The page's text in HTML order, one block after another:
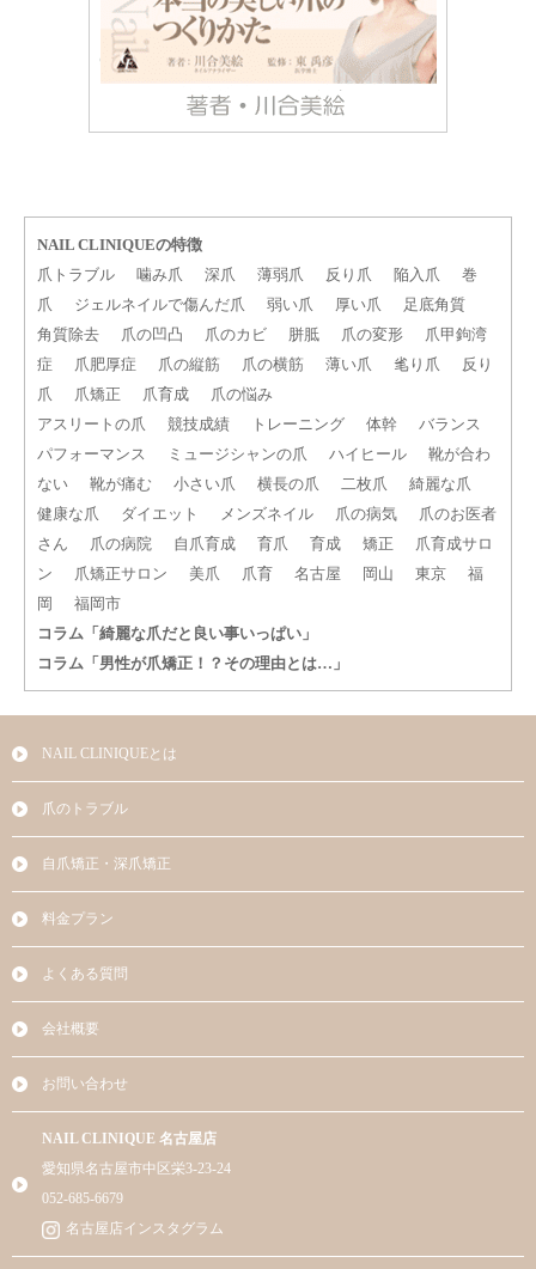
NAIL CLINIQUEの特徴
爪トラブル
噛み爪 深爪 薄弱爪 反り爪 陥入爪
巻
爪
ジェルネイルで傷んだ爪 弱い爪 厚い爪
足底角質
角質除去
爪の凹凸 爪のカビ 胼胝 爪の変形
爪甲鉤湾
症
爪肥厚症 爪の縦筋 爪の横筋 薄い爪 毟り爪
反り
爪
爪矯正 爪育成
爪の悩み
アスリートの爪
競技成績 トレーニング 体幹
バランス
パフォーマンス
ミュージシャンの爪 ハイヒール
靴が合わ
ない
靴が痛む 小さい爪 横長の爪 二枚爪
綺麗な爪
健康な爪
ダイエット メンズネイル 爪の病気
爪のお医者
さん
爪の病院 自爪育成 育爪 育成 矯正
爪育成サロ
ン
爪矯正サロン 美爪 爪育 名古屋 岡山 東京
福
岡
福岡市
コラム「綺麗な爪だと良い事いっぱい」
コラム「男性が爪矯正！？その理由とは…」
NAIL CLINIQUEとは
爪のトラブル
自爪矯正・深爪矯正
料金プラン
よくある質問
会社概要
お問い合わせ
NAIL CLINIQUE 名古屋店
愛知県名古屋市中区栄3-23-24
052-685-6679
名古屋店インスタグラム